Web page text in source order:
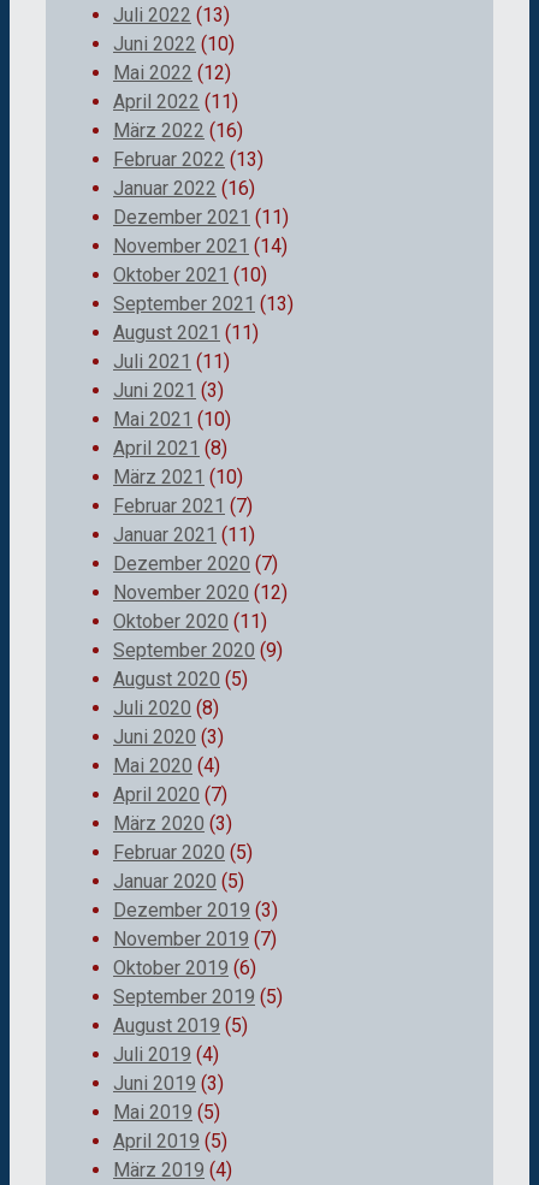
Juli 2022 (13)
Juni 2022 (10)
Mai 2022 (12)
April 2022 (11)
März 2022 (16)
Februar 2022 (13)
Januar 2022 (16)
Dezember 2021 (11)
November 2021 (14)
Oktober 2021 (10)
September 2021 (13)
August 2021 (11)
Juli 2021 (11)
Juni 2021 (3)
Mai 2021 (10)
April 2021 (8)
März 2021 (10)
Februar 2021 (7)
Januar 2021 (11)
Dezember 2020 (7)
November 2020 (12)
Oktober 2020 (11)
September 2020 (9)
August 2020 (5)
Juli 2020 (8)
Juni 2020 (3)
Mai 2020 (4)
April 2020 (7)
März 2020 (3)
Februar 2020 (5)
Januar 2020 (5)
Dezember 2019 (3)
November 2019 (7)
Oktober 2019 (6)
September 2019 (5)
August 2019 (5)
Juli 2019 (4)
Juni 2019 (3)
Mai 2019 (5)
April 2019 (5)
März 2019 (4)